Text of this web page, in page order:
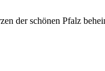
der schönen Pfalz